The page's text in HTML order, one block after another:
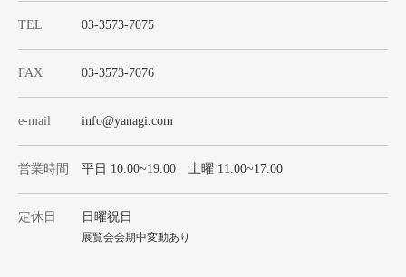
TEL 03-3573-7075
FAX 03-3573-7076
e-mail info@yanagi.com
営業時間 平日 10:00~19:00 土曜 11:00~17:00
定休日 日曜祝日
展覧会会期中変動あり